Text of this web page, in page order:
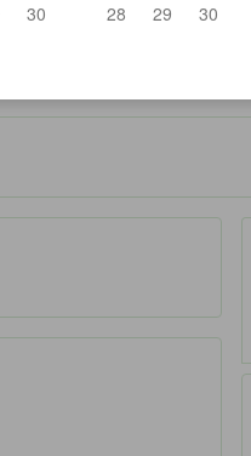
30
28
29 30